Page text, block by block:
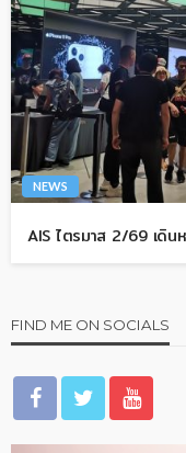
NEWS
AIS ไตรมาส 2/69 เดิน
FIND ME ON SOCIALS